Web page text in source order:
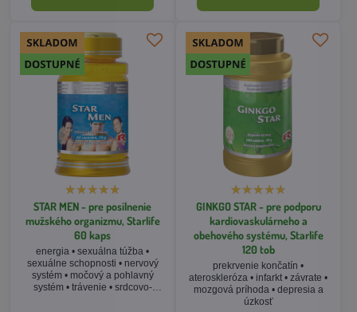
STAR MEN - pre posilnenie
mužského organizmu, Starlife
60 kaps
energia • sexuálna túžba •
sexuálne schopnosti • nervový
systém • močový a pohlavný
systém • trávenie • srdcovo-
GINKGO STAR - pre podporu
kardiovaskulárneho a
obehového systému, Starlife
120 tob
prekrvenie končatín •
ateroskleróza • infarkt • závrate •
mozgová príhoda • depresia a
úzkosť